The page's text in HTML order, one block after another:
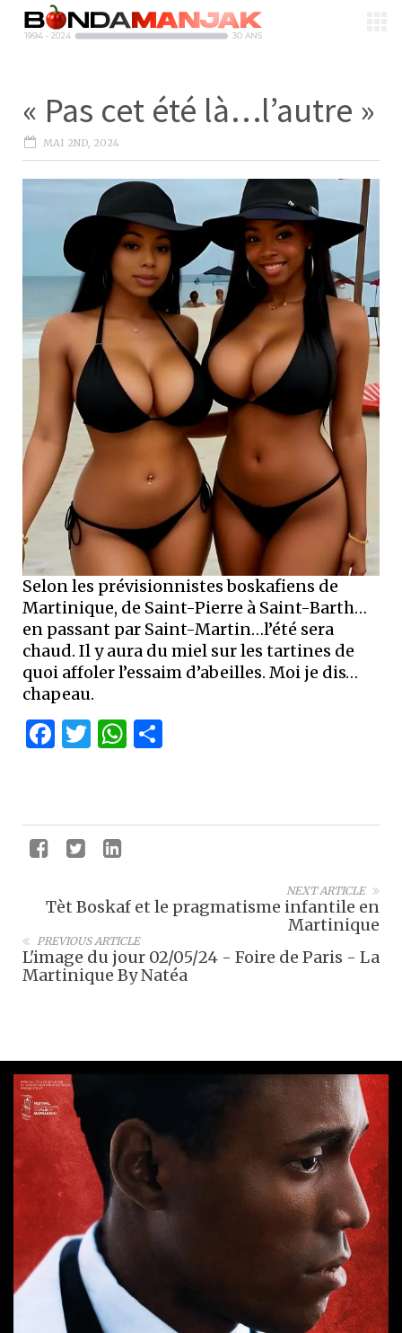
« Pas cet été là…l’autre »
MAI 2ND, 2024
Selon les prévisionnistes boskafiens de
Martinique, de Saint-Pierre à Saint-Barth…
en passant par Saint-Martin…l’été sera
chaud. Il y aura du miel sur les tartines de
quoi affoler l’essaim d’abeilles. Moi je dis…
chapeau.
Facebook
Twitter
WhatsApp
NEXT ARTICLE
Tèt Boskaf et le pragmatisme infantile en
Martinique
PREVIOUS ARTICLE
L'image du jour 02/05/24 - Foire de Paris - La
Martinique By Natéa